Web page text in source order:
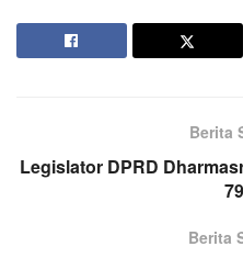
Berita
Legislator DPRD
Berita